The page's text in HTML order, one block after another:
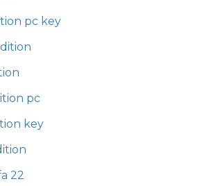
pc key
pc
key
22